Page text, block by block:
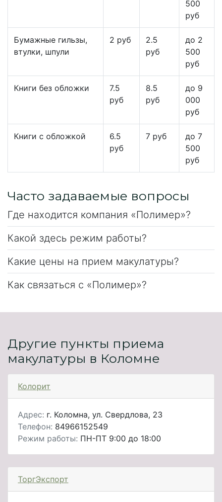
500
руб
Бумажные гильзы,
втулки, шпули
2 руб
2.5
руб
до 2
500
руб
Книги без обложки
7.5
руб
8.5
руб
до 9
000
руб
Книги с обложкой
6.5
руб
7 руб
до 7
500
руб
Часто задаваемые вопросы
Где находится компания «Полимер»?
Какой здесь режим работы?
Какие цены на прием макулатуры?
Как связаться с «Полимер»?
Другие пункты приема
макулатуры в Коломне
Колорит
Адрес: г. Коломна, ул. Свердлова, 23
Телефон: 84966152549
Режим работы: ПН-ПТ 9:00 до 18:00
ТоргЭкспорт